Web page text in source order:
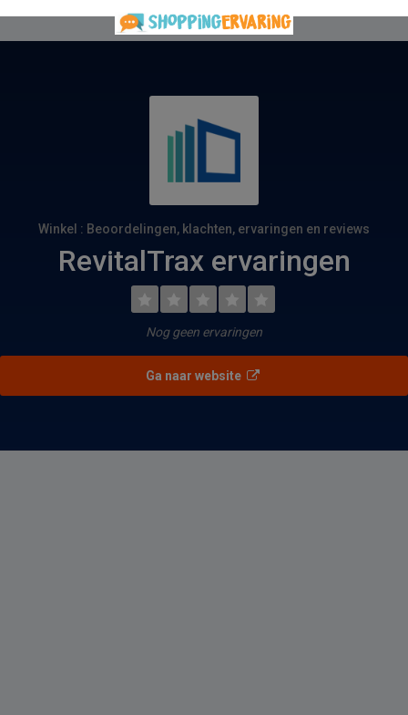
Winkel : Beoordelingen, klachten, ervaringen en reviews
RevitalTrax ervaringen
Nog geen ervaringen
Ga naar website